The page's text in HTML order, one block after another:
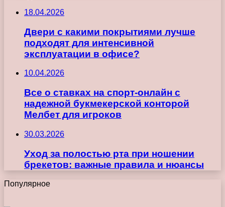
18.04.2026
Двери с какими покрытиями лучше
подходят для интенсивной
эксплуатации в офисе?
10.04.2026
Все о ставках на спорт-онлайн с
надежной букмекерской конторой
Мелбет для игроков
30.03.2026
Уход за полостью рта при ношении
брекетов: важные правила и нюансы
Популярное